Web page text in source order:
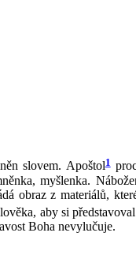
slovem. Apoštol1
myšlenka.
obraz z materiálů,
aby si
Boha nevylučuje.